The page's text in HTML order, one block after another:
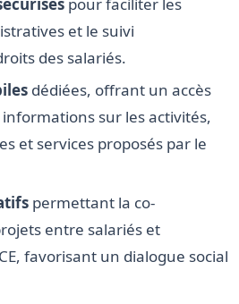
et le suivi
des salariés.
dédiées, offrant un accès
sur les activités,
et services proposés par le
permettant la co-
entre salariés et
favorisant un dialogue social